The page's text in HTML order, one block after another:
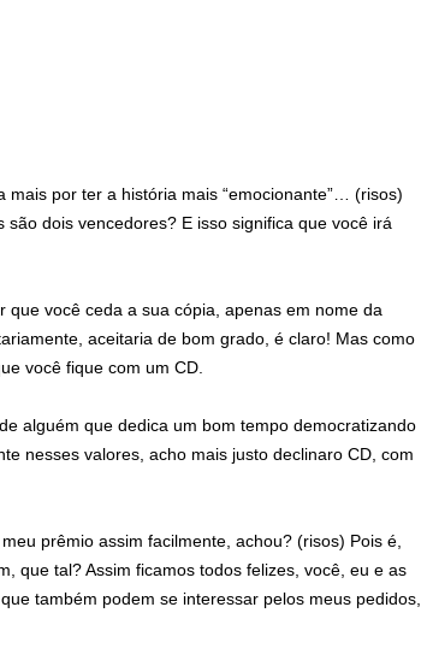
por ter a história mais “emocionante”… (risos)
dois vencedores? E isso significa que você irá
você ceda a sua cópia, apenas em nome da
aceitaria de bom grado, é claro! Mas como
você fique com um CD.
alguém que dedica um bom tempo democratizando
nesses valores, acho mais justo declinaro CD, com
prêmio assim facilmente, achou? (risos) Pois é,
que tal? Assim ficamos todos felizes, você, eu e as
também podem se interessar pelos meus pedidos,